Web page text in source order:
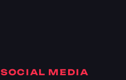
SOCIAL MEDIA